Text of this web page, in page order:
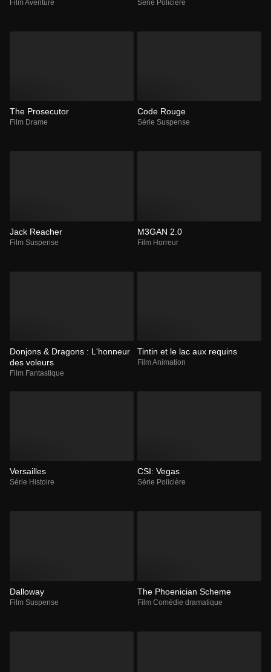
Film Aventure Série Policière
The Prosecutor
Film Drame
Code Rouge
Série Suspense
Jack Reacher
Film Suspense
M3GAN 2.0
Film Horreur
Donjons & Dragons : L'honneur
des voleurs
Film Fantastique
Tintin et le lac aux requins
Film Animation
Versailles
Série Histoire
CSI: Vegas
Série Policière
Dalloway
Film Suspense
The Phoenician Scheme
Film Comédie dramatique